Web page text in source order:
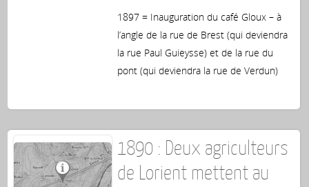
1897 = Inauguration du café Gloux – à
l’angle de la rue de Brest (qui deviendra
la rue Paul Guieysse) et de la rue du
pont (qui deviendra la rue de Verdun)
1890 : Deux agriculteurs
de Lorient mettent au